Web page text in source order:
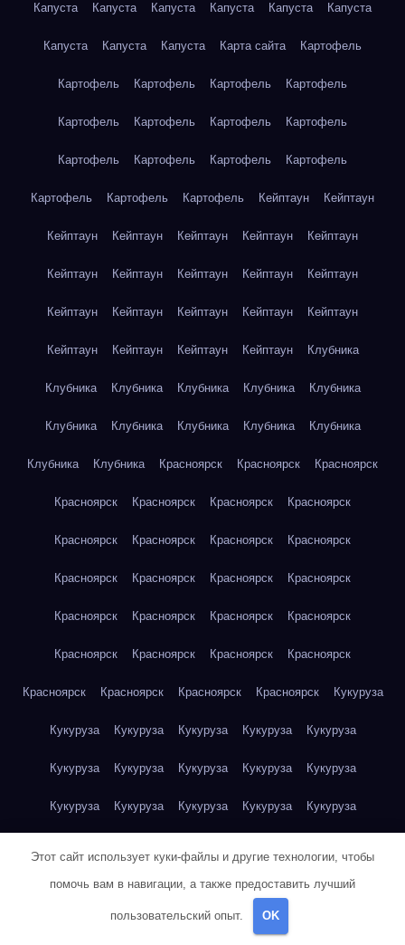
Капуста Капуста Капуста Капуста Капуста Капуста
Капуста Капуста Капуста Карта сайта Картофель
Картофель Картофель Картофель Картофель
Картофель Картофель Картофель Картофель
Картофель Картофель Картофель Картофель
Картофель Картофель Картофель Кейптаун Кейптаун
Кейптаун Кейптаун Кейптаун Кейптаун Кейптаун
Кейптаун Кейптаун Кейптаун Кейптаун Кейптаун
Кейптаун Кейптаун Кейптаун Кейптаун Кейптаун
Кейптаун Кейптаун Кейптаун Кейптаун Клубника
Клубника Клубника Клубника Клубника Клубника
Клубника Клубника Клубника Клубника Клубника
Клубника Клубника Красноярск Красноярск Красноярск
Красноярск Красноярск Красноярск Красноярск
Красноярск Красноярск Красноярск Красноярск
Красноярск Красноярск Красноярск Красноярск
Красноярск Красноярск Красноярск Красноярск
Красноярск Красноярск Красноярск Красноярск
Красноярск Красноярск Красноярск Красноярск Кукуруза
Кукуруза Кукуруза Кукуруза Кукуруза Кукуруза
Кукуруза Кукуруза Кукуруза Кукуруза Кукуруза
Кукуруза Кукуруза Кукуруза Кукуруза Кукуруза
Куриная грудка Куриная грудка Куриная грудка
Куриная грудка Куриная грудка Куриная грудка
Этот сайт использует куки-файлы и другие технологии, чтобы
помочь вам в навигации, а также предоставить лучший
пользовательский опыт. OK